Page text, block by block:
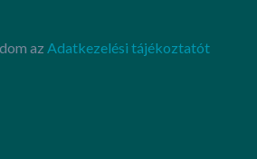
az Adatkezelési tájékoztatót